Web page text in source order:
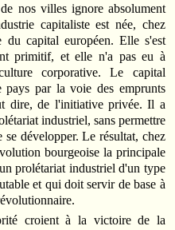
nos villes ignore absolument
capitaliste est née, chez
du capital européen. Elle s'est
primitif, et elle n'a pas eu à
corporative. Le capital
pays par la voie des emprunts
dire, de l'initiative privée. Il a
industriel, sans permettre
se développer. Le résultat, chez
bourgeoise la principale
prolétariat industriel d'un type
et qui doit servir de base à
croient à la victoire de la